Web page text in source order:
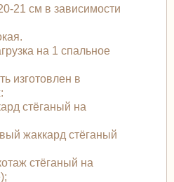
21 см в зависимости
на 1 спальное
изготовлен в
стёганый на
жаккард стёганый
стёганый на